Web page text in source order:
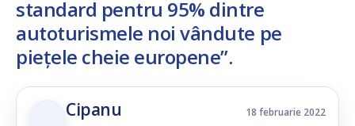
standard pentru 95% dintre
autoturismele noi vândute pe
piețele cheie europene”.
Cipanu 18 februarie 2022